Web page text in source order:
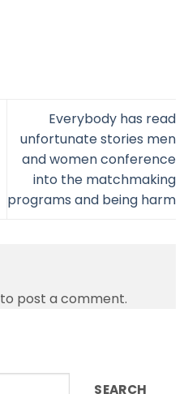
Everybody has read
unfortunate stories men
and women conference
into the matchmaking
programs and being harm
to post a comment.
SEARCH